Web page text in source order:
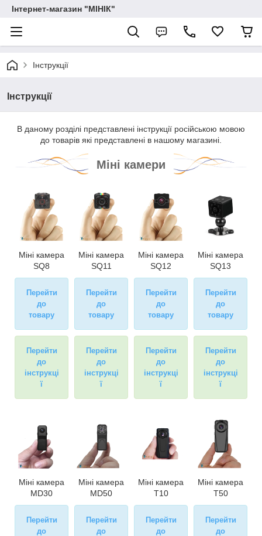
Інтернет-магазин "МІНІК"
Інструкції
Інструкції
В даному розділі представлені інструкції російською мовою
до товарів які представлені в нашому магазині.
Міні камери
Міні камера
SQ8
Перейти
до
товару
Перейти
до
інструкці
ї
Міні камера
SQ11
Перейти
до
товару
Перейти
до
інструкці
ї
Міні камера
SQ12
Перейти
до
товару
Перейти
до
інструкці
ї
Міні камера
SQ13
Перейти
до
товару
Перейти
до
інструкці
ї
Міні камера
MD30
Перейти
до
Міні камера
MD50
Перейти
до
Міні камера
T10
Перейти
до
Міні камера
T50
Перейти
до